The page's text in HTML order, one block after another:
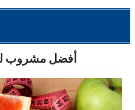
أفضل مشروب